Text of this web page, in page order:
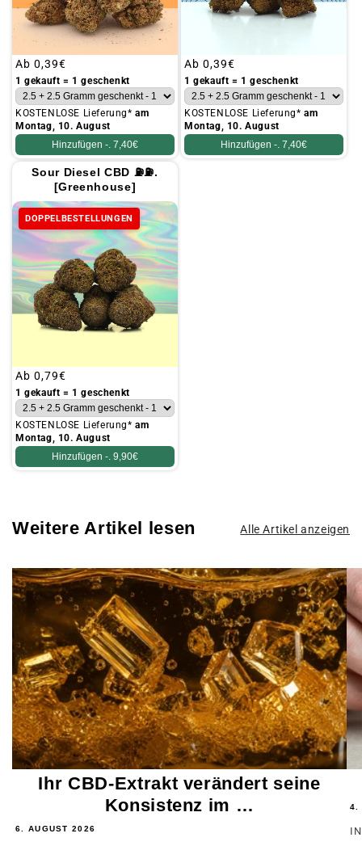
Üblicher
Preis
Ab 0,39€
1 gekauft = 1 geschenkt
KOSTENLOSE Lieferung*am
Montag, 10. August
Hinzufügen -. 7,40€
Üblicher
Preis
Ab 0,39€
1 gekauft = 1 geschenkt
KOSTENLOSE Lieferung*am
Montag, 10. August
Hinzufügen -. 7,40€
Sour Diesel CBD ⛽⛽.
[Greenhouse]
DOPPELBESTELLUNGEN
Üblicher
Preis
Ab 0,79€
1 gekauft = 1 geschenkt
KOSTENLOSE Lieferung*am
Montag, 10. August
Hinzufügen -. 9,90€
Weitere Artikel lesen Alle Artikel anzeigen
Ihr CBD-Extrakt verändert seine
Konsistenz im …
6. AUGUST 2026
4.